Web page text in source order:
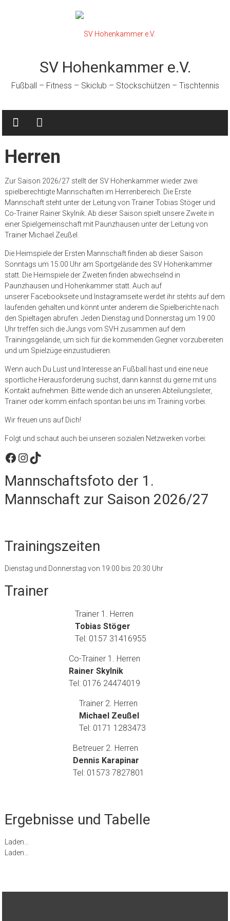
SV Hohenkammer e.V.
Fußball – Fitness – Skiclub – Stockschützen – Tischtennis
Herren
Zur Saison 2026/27 stellt der SV Hohenkammer wieder zwei
spielberechtigte Mannschaften im Herrenbereich. Die Erste
Mannschaft steht unter der Leitung von Trainer Tobias Stöger und
Co-Trainer Rainer Skylnik. Ab dieser Saison spielt unsere Zweite in
einer Spielgemeinschaft mit Paunzhausen unter der Leitung von
Trainer Michael Zeußel.
Die Heimspiele der Ersten Mannschaft finden ab dieser Saison
Sonntags um 15:00 Uhr am Sportgelände des SV Hohenkammer
statt. Die Heimspiele der Zweiten finden abwechselnd in
Paunzhausen und Hohenkammer statt. Auch auf
unserer Facebookseite und Instagramseite werdet ihr stehts auf dem
laufenden gehalten und könnt unter anderem die Spielberichte nach
den Spieltagen abrufen. Jeden Dienstag und Donnerstag um 19:00
Uhr treffen sich die Jungs vom SVH zusammen auf dem
Trainingsgelände, um sich für die kommenden Gegner vorzubereiten
und um Spielzüge einzustudieren.
Wenn auch Du Lust und Interesse an Fußball hast und eine neue
sportliche Herausforderung suchst, dann kannst du gerne mit uns
Kontakt aufnehmen. Bitte wende dich an unseren Abteilungsleiter,
Trainer oder komm einfach spontan bei uns im Training vorbei.
Wir freuen uns auf Dich!
Folgt und schaut auch bei unseren sozialen Netzwerken vorbei:
Facebook
Instagram
TikTok
Mannschaftsfoto der 1.
Mannschaft zur Saison 2026/27
Trainingszeiten
Dienstag und Donnerstag von 19:00 bis 20:30 Uhr
Trainer
Trainer 1. Herren
Tobias Stöger
Tel: 0157 31416955
Co-Trainer 1. Herren
Rainer Skylnik
Tel: 0176 24474019
Trainer 2. Herren
Michael Zeußel
Tel: 0171 1283473
Betreuer 2. Herren
Dennis Karapinar
Tel: 01573 7827801
Ergebnisse und Tabelle
Laden…
Laden…